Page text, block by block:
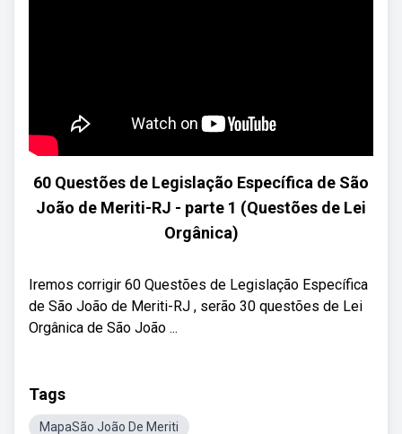
60 Questões de Legislação Específica de São
João de Meriti-RJ - parte 1 (Questões de Lei
Orgânica)
Iremos corrigir 60 Questões de Legislação Específica
de São João de Meriti-RJ , serão 30 questões de Lei
Orgânica de São João ...
Tags
MapaSão João De Meriti